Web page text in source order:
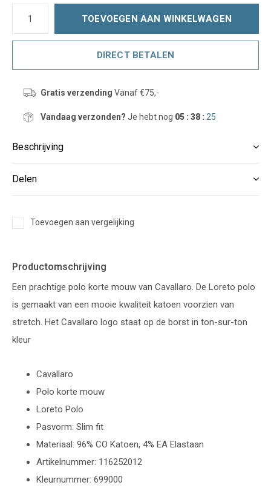
TOEVOEGEN AAN WINKELWAGEN
DIRECT BETALEN
Gratis verzending Vanaf €75,-
Vandaag verzonden? Je hebt nog 05 : 38 : 25
Beschrijving
Delen
Toevoegen aan vergelijking
Productomschrijving
Een prachtige polo korte mouw van Cavallaro. De Loreto polo
is gemaakt van een mooie kwaliteit katoen voorzien van
stretch. Het Cavallaro logo staat op de borst in ton-sur-ton
kleur
Cavallaro
Polo korte mouw
Loreto Polo
Pasvorm: Slim fit
Materiaal: 96% CO Katoen, 4% EA Elastaan
Artikelnummer: 116252012
Kleurnummer: 699000